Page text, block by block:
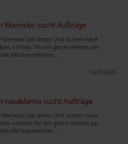
Marokko sucht Aufträge
Call center Und suchen neue
können Sie sich gerne melden per
Mit freundlichen ..
10.07.2026
casablanca sucht Aufträge
Call center Und suchen neue
können Sie sich gerne melden per
Mit freundlichen ..